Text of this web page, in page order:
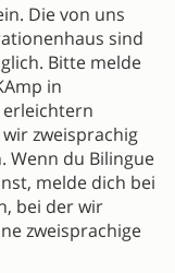
Die von uns
sind
Bitte melde
in
zweisprachig
Wenn du Bilingue
melde dich bei
bei der wir
zweisprachige